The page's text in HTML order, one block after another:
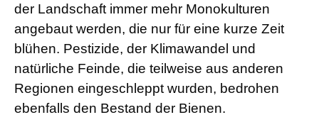
September
der Landschaft immer mehr Monokulturen
angebaut werden, die nur für eine kurze Zeit
blühen. Pestizide, der Klimawandel und
natürliche Feinde, die teilweise aus anderen
Regionen eingeschleppt wurden, bedrohen
ebenfalls den Bestand der Bienen.